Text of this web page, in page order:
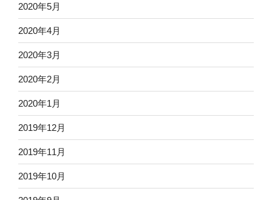
2020年5月
2020年4月
2020年3月
2020年2月
2020年1月
2019年12月
2019年11月
2019年10月